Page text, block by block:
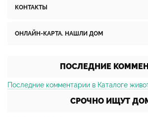
КОНТАКТЫ
ОНЛАЙН-КАРТА. НАШЛИ ДОМ
ПОСЛЕДНИЕ
Последние комментарии в Каталоге
СРОЧНО ИЩУТ